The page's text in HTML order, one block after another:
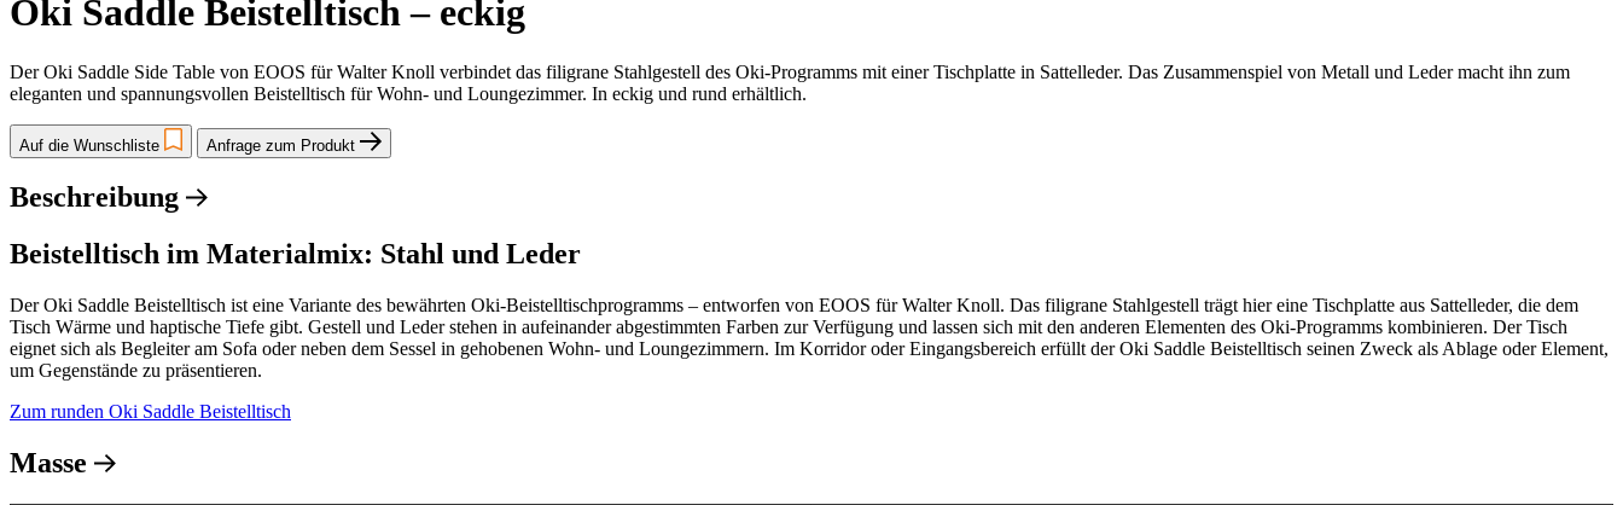
Oki Saddle Beistelltisch – eckig
Der Oki Saddle Side Table von EOOS für Walter Knoll verbindet das filigrane Stahlgestell des Oki-Programms mit einer Tischplatte in Sattelleder. Das Zusammenspiel von Metall und Leder macht ihn zum
eleganten und spannungsvollen Beistelltisch für Wohn- und Loungezimmer. In eckig und rund erhältlich.
Auf die Wunschliste Anfrage zum Produkt
Beschreibung
Beistelltisch im Materialmix: Stahl und Leder
Der Oki Saddle Beistelltisch ist eine Variante des bewährten Oki-Beistelltischprogramms – entworfen von EOOS für Walter Knoll. Das filigrane Stahlgestell trägt hier eine Tischplatte aus Sattelleder, die dem
Tisch Wärme und haptische Tiefe gibt. Gestell und Leder stehen in aufeinander abgestimmten Farben zur Verfügung und lassen sich mit den anderen Elementen des Oki-Programms kombinieren. Der Tisch
eignet sich als Begleiter am Sofa oder neben dem Sessel in gehobenen Wohn- und Loungezimmern. Im Korridor oder Eingangsbereich erfüllt der Oki Saddle Beistelltisch seinen Zweck als Ablage oder Element,
um Gegenstände zu präsentieren.
Zum runden Oki Saddle Beistelltisch
Masse